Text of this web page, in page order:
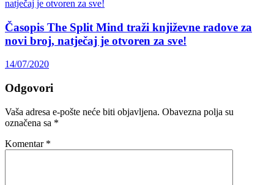
Časopis The Split Mind traži književne radove za
novi broj, natječaj je otvoren za sve!
14/07/2020
Odgovori
Vaša adresa e-pošte neće biti objavljena. Obavezna polja su
označena sa *
Komentar *